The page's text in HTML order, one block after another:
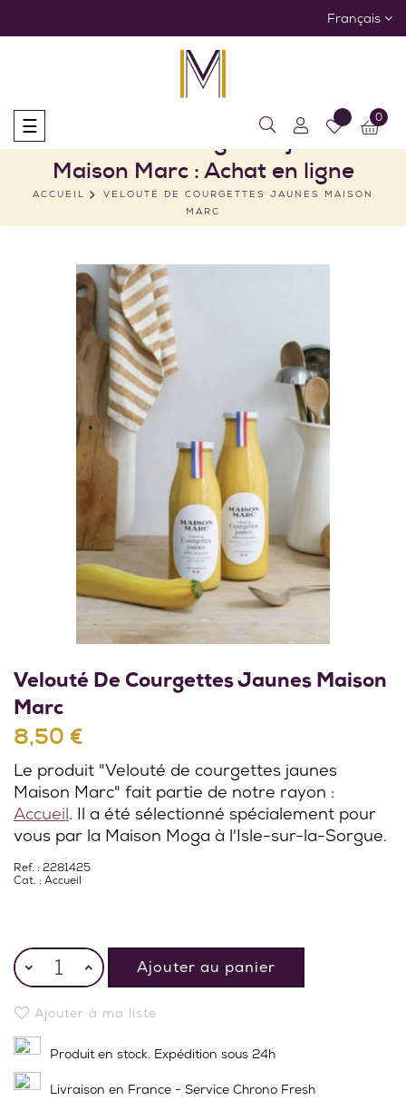
Français
Basculer
la
navigation
☰ 0
Velouté de courgettes jaunes
Maison Marc : Achat en ligne
ACCUEIL
VELOUTÉ DE COURGETTES JAUNES MAISON
MARC
Velouté De Courgettes Jaunes Maison
Marc
8,50 €
Le produit "Velouté de courgettes jaunes
Maison Marc" fait partie de notre rayon :
Accueil. Il a été sélectionné spécialement pour
vous par la Maison Moga à l'Isle-sur-la-Sorgue.
Ref. : 2281425
Cat. : Accueil
Ajouter au panier
Ajouter à ma liste
Produit en stock. Expédition sous 24h
Livraison en France - Service Chrono Fresh